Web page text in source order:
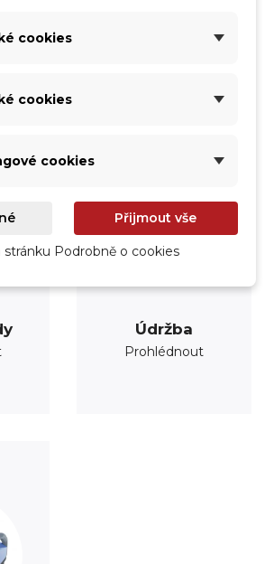
Údržba
Prohlédnout
cookies
cookies
cookies
Přijmout vše
stránku Podrobně o cookies